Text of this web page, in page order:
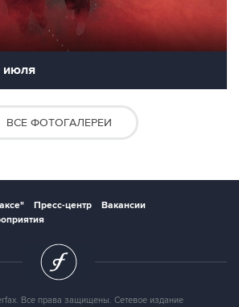
июля
ВСЕ ФОТОГАЛЕРЕИ
Пресс-центр
Вакансии
Все права защищены. Сетевое издание